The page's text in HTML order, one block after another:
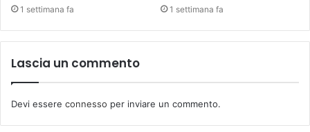
1 settimana fa 1 settimana fa
Lascia un commento
Devi essere connesso per inviare un commento.